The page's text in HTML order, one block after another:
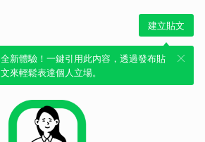
建立貼文
全新體驗！一鍵引用此內容，透過發布貼
文來輕鬆表達個人立場。